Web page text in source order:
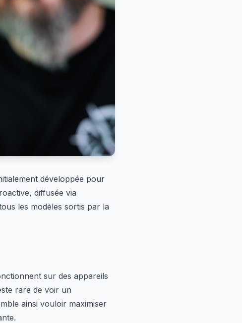
développée pour
diffusée via
les modèles sortis par la
sur des appareils
rare de voir un
ainsi vouloir maximiser